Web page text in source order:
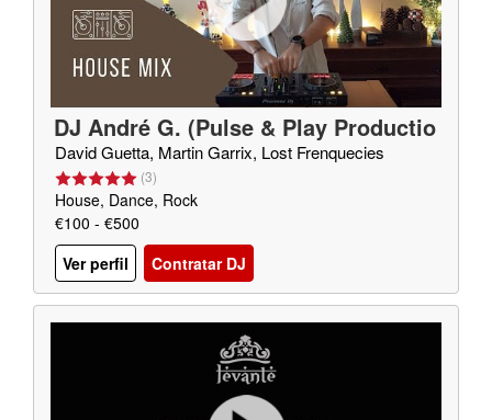
DJ André G. (Pulse & Play Productio
ns)
David Guetta, Martin Garrix, Lost Frenquecies
(3)
House, Dance, Rock
€100 - €500
Ver perfil
Contratar DJ